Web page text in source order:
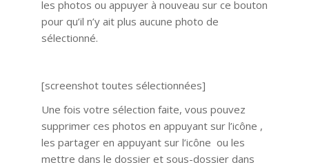
les photos ou appuyer à nouveau sur ce bouton
pour qu’il n’y ait plus aucune photo de
sélectionné.
[screenshot toutes sélectionnées]
Une fois votre sélection faite, vous pouvez
supprimer ces photos en appuyant sur l’icône ,
les partager en appuyant sur l’icône ou les
mettre dans le dossier et sous-dossier dans